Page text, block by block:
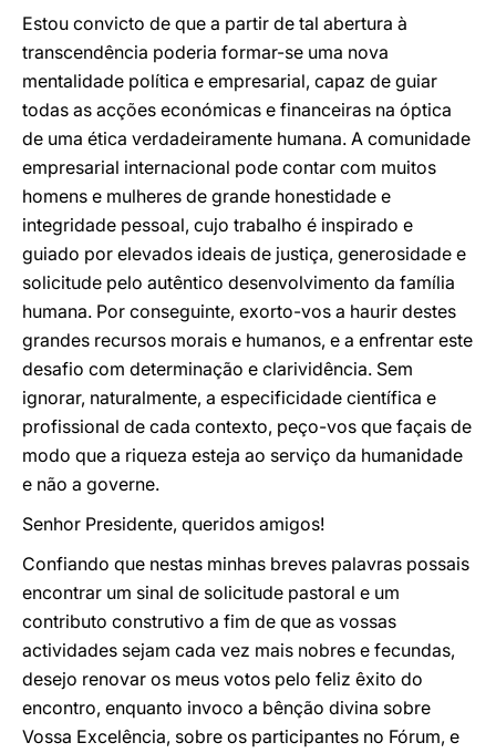
Estou convicto de que a partir de tal abertura à
transcendência poderia formar-se uma nova
mentalidade política e empresarial, capaz de guiar
todas as acções económicas e financeiras na óptica
de uma ética verdadeiramente humana. A comunidade
empresarial internacional pode contar com muitos
homens e mulheres de grande honestidade e
integridade pessoal, cujo trabalho é inspirado e
guiado por elevados ideais de justiça, generosidade e
solicitude pelo autêntico desenvolvimento da família
humana. Por conseguinte, exorto-vos a haurir destes
grandes recursos morais e humanos, e a enfrentar este
desafio com determinação e clarividência. Sem
ignorar, naturalmente, a especificidade científica e
profissional de cada contexto, peço-vos que façais de
modo que a riqueza esteja ao serviço da humanidade
e não a governe.
Senhor Presidente, queridos amigos!
Confiando que nestas minhas breves palavras possais
encontrar um sinal de solicitude pastoral e um
contributo construtivo a fim de que as vossas
actividades sejam cada vez mais nobres e fecundas,
desejo renovar os meus votos pelo feliz êxito do
encontro, enquanto invoco a bênção divina sobre
Vossa Excelência, sobre os participantes no Fórum, e